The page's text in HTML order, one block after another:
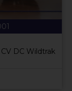
DC Wildtrak